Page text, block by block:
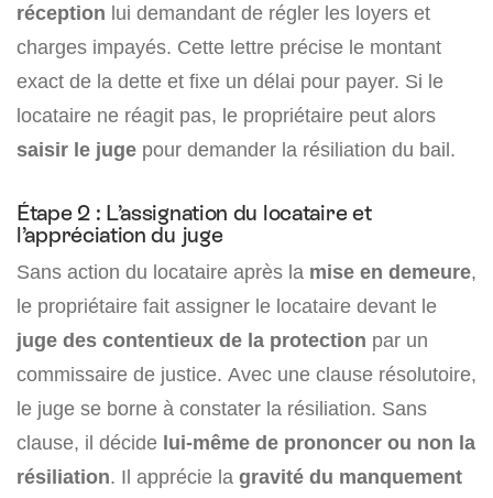
réception lui demandant de régler les loyers et
charges impayés. Cette lettre précise le montant
exact de la dette et fixe un délai pour payer. Si le
locataire ne réagit pas, le propriétaire peut alors
saisir le juge pour demander la résiliation du bail.
Étape 2 : L’assignation du locataire et
l’appréciation du juge
Sans action du locataire après la mise en demeure,
le propriétaire fait assigner le locataire devant le
juge des contentieux de la protection par un
commissaire de justice. Avec une clause résolutoire,
le juge se borne à constater la résiliation. Sans
clause, il décide lui-même de prononcer ou non la
résiliation. Il apprécie la gravité du manquement